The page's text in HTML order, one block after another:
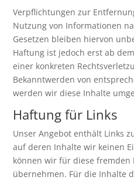
Verpflichtungen zur
Nutzung von Informationen
Gesetzen bleiben hiervon
Haftung ist jedoch erst ab
einer konkreten
Bekanntwerden von
werden wir diese Inhalte
Haftung für Links
Unser Angebot enthält Links
auf deren Inhalte wir keinen
können wir für diese fremden
übernehmen. Für die Inhalte